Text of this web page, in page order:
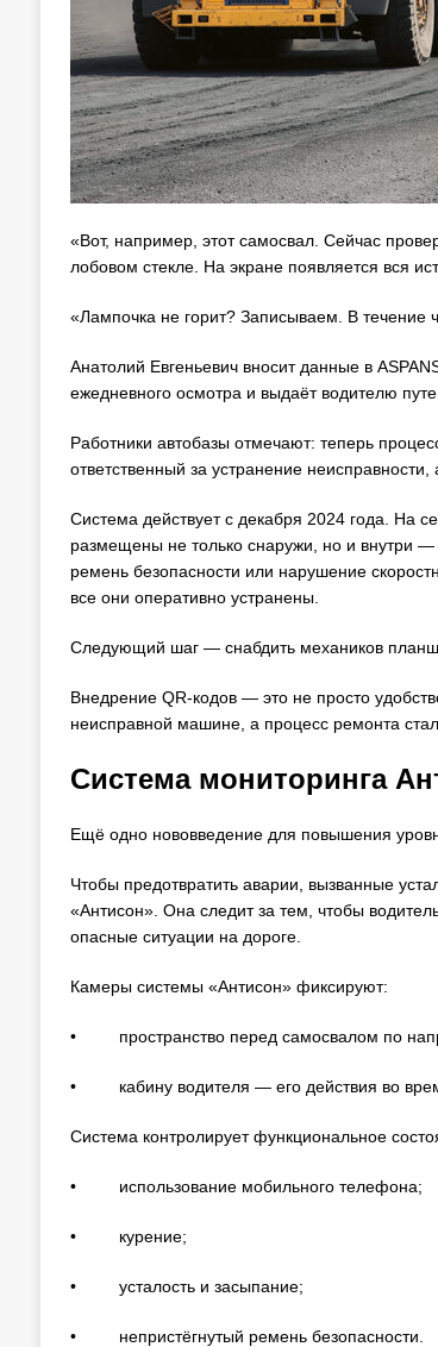
«Вот, например, этот самосвал. Сейчас
лобовом стекле. На экране появляется вся
«Лампочка не горит? Записываем. В течение
Анатолий Евгеньевич вносит данные в
ежедневного осмотра и выдаёт водителю
Работники автобазы отмечают: теперь
ответственный за устранение
Система действует с декабря 2024 года. На
размещены не только снаружи, но и внутри
ремень безопасности или нарушение
все они оперативно устранены.
Следующий шаг — снабдить механиков
Внедрение QR-кодов — это не просто
неисправной машине, а процесс ремонта
Система мониторинга
Ещё одно нововведение для повышения
Чтобы предотвратить аварии, вызванные
«Антисон». Она следит за тем, чтобы
опасные ситуации на дороге.
Камеры системы «Антисон» фиксируют:
• пространство перед самосвалом по
• кабину водителя — его действия во
Система контролирует функциональное
• использование мобильного телефона;
• курение;
• усталость и засыпание;
• непристёгнутый ремень безопасности.